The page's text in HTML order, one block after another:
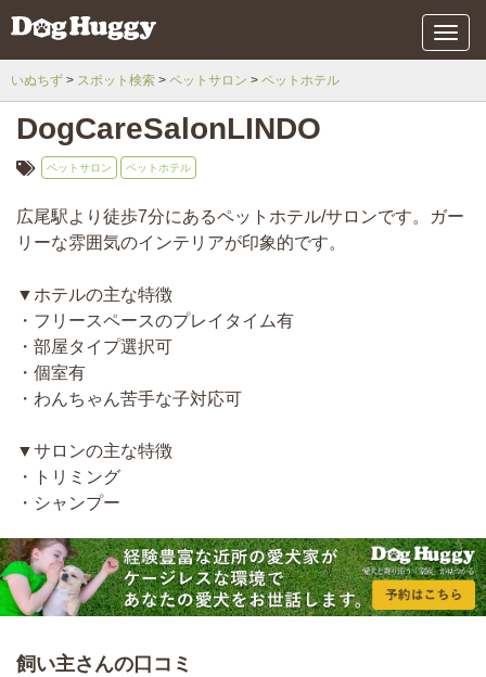
メ
ニ
いぬちず スポット検索 ペットサロン ペットホテル
DogCareSalonLINDO
ペットサロン ペットホテル
広尾駅より徒歩7分にあるペットホテル/サロンです。ガー
リーな雰囲気のインテリアが印象的です。
▼ホテルの主な特徴
・フリースペースのプレイタイム有
・部屋タイプ選択可
・個室有
・わんちゃん苦手な子対応可
▼サロンの主な特徴
・トリミング
・シャンプー
飼い主さんの口コミ